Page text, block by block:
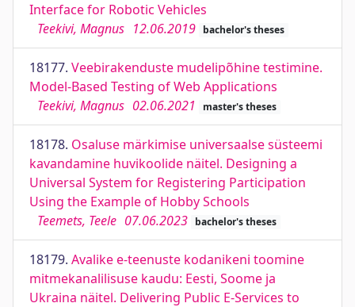
Interface for Robotic Vehicles
Teekivi, Magnus 12.06.2019 bachelor's theses
18177. Veebirakenduste mudelipõhine testimine.
Model-Based Testing of Web Applications
Teekivi, Magnus 02.06.2021 master's theses
18178. Osaluse märkimise universaalse süsteemi
kavandamine huvikoolide näitel. Designing a
Universal System for Registering Participation
Using the Example of Hobby Schools
Teemets, Teele 07.06.2023 bachelor's theses
18179. Avalike e-teenuste kodanikeni toomine
mitmekanalilisuse kaudu: Eesti, Soome ja
Ukraina näitel. Delivering Public E-Services to